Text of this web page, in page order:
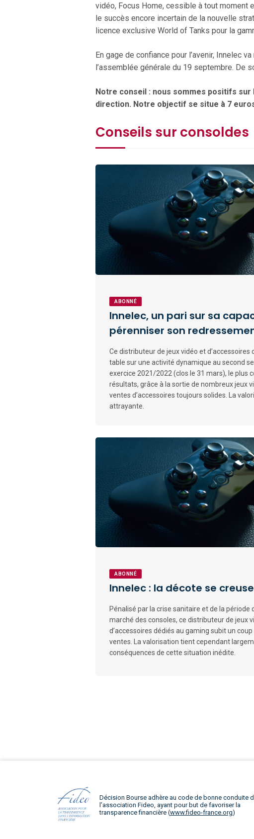
vidéo, Focus Home, cessible à tout moment
le succès encore incertain de la nouvelle
licence exclusive World of Tanks pour la
En gage de confiance pour l’avenir, Innelec
l’assemblée générale du 19 septembre. De
Notre conseil : nous sommes positifs
direction. Notre objectif se situe à 7
Conseils sur consoldes
ABONNÉ
Innelec, un pari sur sa
pérenniser son
Ce distributeur de jeux vidéo et d’accessoires
table sur une activité dynamique au second
exercice 2021/2022 (clos le 31 mars), le plus
résultats, grâce à la sortie de nombreux jeux
ventes d’accessoires toujours solides. La
attrayante.
ABONNÉ
Innelec : la décote se
Pénalisé par la crise sanitaire et de la période
marché des consoles, ce distributeur de jeux
d’accessoires dédiés au gaming subit un coup
ventes. La valorisation tient cependant
conséquences de cette situation inédite.
Décision Bourse adhère au code de bonne conduite
l’association Fideo, ayant pour but de favoriser la
transparence financière (www.fideo-france.org)